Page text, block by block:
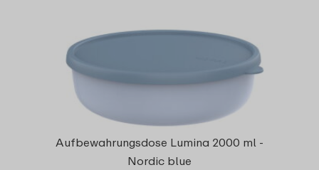
Aufbewahrungsdose Lumina 2000 ml -
Nordic blue